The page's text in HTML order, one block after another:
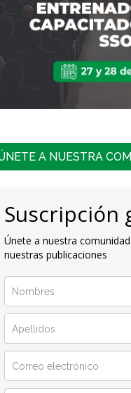
A NUESTRA
Suscripción
Únete a nuestra
nuestras publicaciones